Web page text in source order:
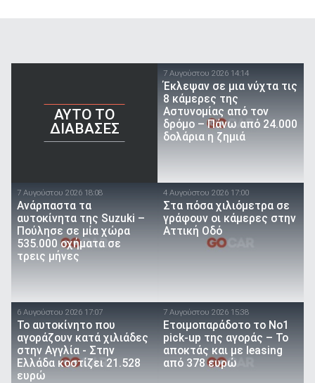
AYTO TO
ΔΙΑΒΑΣΕΣ
7 Αυγούστου 2026 14:14
Έκλεψαν σε μια νύχτα τις
8 κάμερες της
Αστυνομίας από τον
δρόμο – Πάνω από 24.000
δολάρια η ζημιά
7 Αυγούστου 2026 18:08
Ανάρπαστα τα
αυτοκίνητα της Suzuki –
Πούλησε σε μία χώρα
535.000 οχήματα σε
τρεις μήνες
4 Αυγούστου 2026 17:00
Στα πόσα χιλιόμετρα σε
γράφουν οι κάμερες στην
Αττική Οδό
6 Αυγούστου 2026 17:07
To αυτοκίνητο που
αγοράζουν κατά χιλιάδες
στην Αγγλία - Στην
Ελλάδα κοστίζει 21.528
ευρώ
7 Αυγούστου 2026 15:38
Ετοιμοπαράδοτο το Νο1
pick-up της αγοράς – Το
αποκτάς και με leasing
από 378 ευρώ